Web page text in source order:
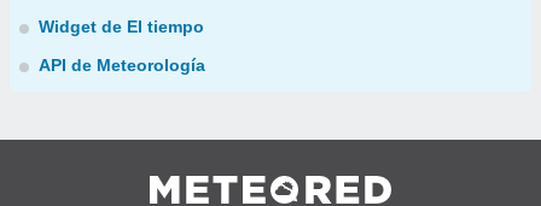
Widget de El tiempo
API de Meteorología